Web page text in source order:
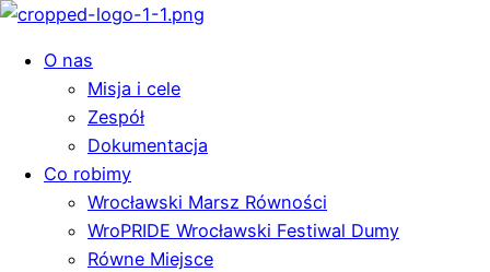
O nas
Misja i cele
Zespół
Dokumentacja
Co robimy
Wrocławski Marsz Równości
WroPRIDE Wrocławski Festiwal Dumy
Równe Miejsce